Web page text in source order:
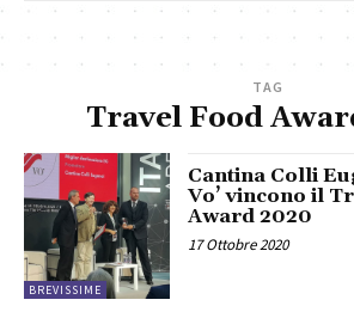
TAG
Travel Food
BREVISSIME
Cantina Colli
Vo’ vincono il
Award 2020
17 Ottobre 2020